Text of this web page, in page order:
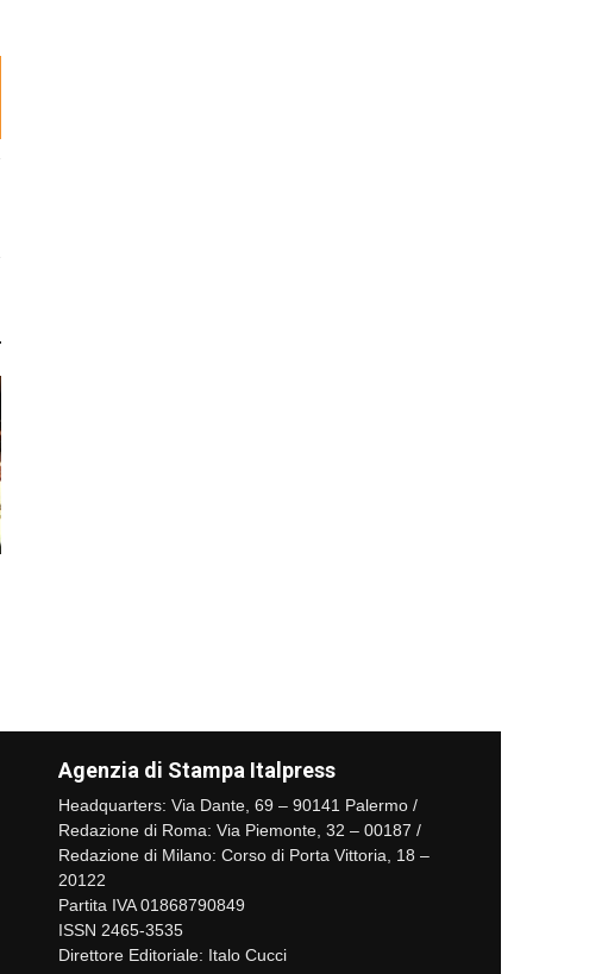
Agenzia di Stampa Italpress
Headquarters: Via Dante, 69 – 90141 Palermo /
Redazione di Roma: Via Piemonte, 32 – 00187 /
Redazione di Milano: Corso di Porta Vittoria, 18 –
20122
Partita IVA 01868790849
ISSN 2465-3535
Direttore Editoriale: Italo Cucci